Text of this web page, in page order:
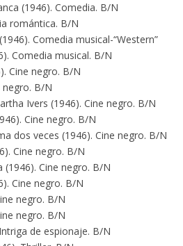
(1946). Comedia. B/N
romántica. B/N
Comedia musical-“Western”
Comedia musical. B/N
Cine negro. B/N
negro. B/N
Ivers (1946). Cine negro. B/N
Cine negro. B/N
dos veces (1946). Cine negro. B/N
Cine negro. B/N
(1946). Cine negro. B/N
Cine negro. B/N
negro. B/N
negro. B/N
de espionaje. B/N